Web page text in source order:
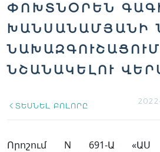
ՓՈԽՏՆՕՐԵՆ
ԽԱՆՍԱՆԱՄՅԱՆԻ
ՆԱԽԱԶԳՈՒՇԱՑՈՒՄ
ՆՇԱՆԱԿԵԼՈՒ
ՏԵՍՆԵԼ ԲՈԼՈՐԸ
Որոշում N 691-Ա «ԱՍ